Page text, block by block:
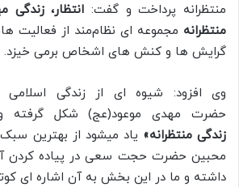
منتظرانه پرداخت و گفت: انتظار،
منتظرانه مجموعه ای نظام‌مند از فعالیت
گرایش ها و کنش های اشخاص برمی خیزد.
وی افزود: شیوه ‌ای از زندگی اسلامی
حضرت مهدی موعود(عج) شکل گرفته
زندگی منتظرانه» یاد میشود از بهترین
محبین حضرت حجت سعی در پیاده کردن
داشته و ما در این بخش به آن اشاره ‌ای